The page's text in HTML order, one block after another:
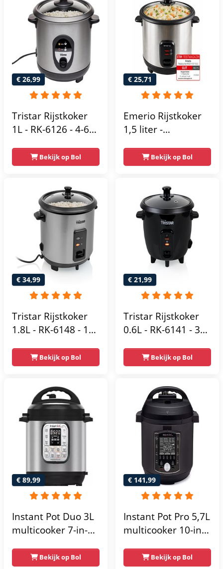
€ 26,99
Tristar Rijstkoker
1L - RK-6126 - 4-6
Droogkookbeveiliging,
warmhoudfunctie -
Bekijk op Bol
€ 25,71
Emerio Rijstkoker
1,5 liter -
en Automatische
uitschakeling - Anti-
aanbaklaag - RCE-
110118.5 Zwart
Bekijk op Bol
€ 34,99
Tristar Rijstkoker
1.8L - RK-6148 - 10
automatisch -
Geschikt voor thuis
en camping
Bekijk op Bol
€ 21,99
Tristar Rijstkoker
0.6L - RK-6141 - 3
Compact, zuinig,
eenvoudig te
reinigen -
Warmhoudfunctie
Bekijk op Bol
€ 89,99
Instant Pot Duo 3L
multicooker 7-in-1 -
pressure cooker -
Bekijk op Bol
€ 141,99
Instant Pot Pro 5,7L
multicooker 10-in-1
pressure cooker -
Bekijk op Bol